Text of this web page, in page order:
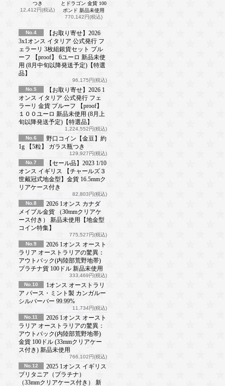
つき
12,412円(税込)
とドラゴン 金貨 100
ポンド 新品未使用
770,142円(税込)
No.4
【お取り寄せ】2026
3x1オンス イタリア 公式発行 フ
ェラーリ 3枚組銀貨セット プル
ーフ 【proof】 6ユーロ 新品未使
用 (8月中旬以降発送予定)【特選
品】
96,175円(税込)
No.5
【お取り寄せ】2026 1
オンス イタリア 公式発行 フェ
ラーリ 金貨 プルーフ 【proof】
１００ユーロ 新品未使用 (8月上
旬以降発送予定)【特選品】
1,224,552円(税込)
No.6
野口コイン【金豆】約
1g 【5粒】 ガラス瓶つき
129,927円(税込)
No.7
【セール品】2023 1/10
オンス イギリス 【チャールズ３
世戴冠式地金型】金貨 16.5mmク
リアケース付き
82,803円(税込)
No.8
2026 1オンス カナダ
メイプル金貨 （30mmクリアケ
ース付き） 新品未使用【地金型
コイン特集】
775,527円(税込)
No.9
2026 1オンス オースト
ラリア オーストラリアの驚異：
アウトバック(内陸部荒野地帯)
プラチナ貨 100ドル 新品未使用
333,469円(税込)
No.10
1オンス オーストラリ
ア パース・ミント製 カンガルー
シルバーバー 99.99%
11,734円(税込)
No.11
2026 1オンス オースト
ラリア オーストラリアの驚異：
アウトバック(内陸部荒野地帯)
金貨 100ドル (33mmクリアケー
ス付き) 新品未使用
766,102円(税込)
No.12
2025 1オンス イギリス
ブリタニア（プラチナ）
（33mmクリアケース付き） 新